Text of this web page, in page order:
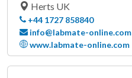
Herts UK
+44 1727 858840
info@labmate-online.com
www.labmate-online.com